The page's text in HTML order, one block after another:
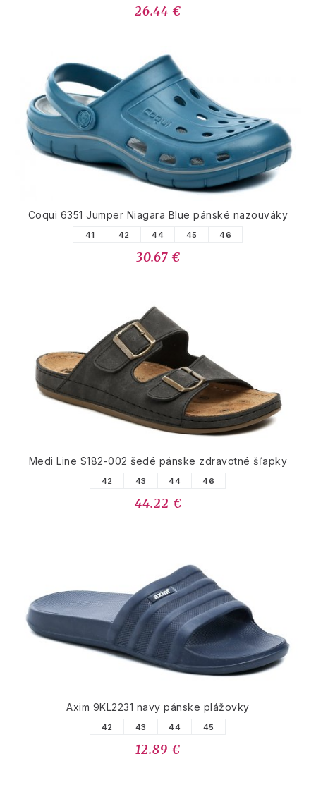
26.44 €
Coqui 6351 Jumper Niagara Blue pánské nazouváky
41 42 44 45 46
30.67 €
Medi Line S182-002 šedé pánske zdravotné šľapky
42 43 44 46
44.22 €
Axim 9KL2231 navy pánske plážovky
42 43 44 45
12.89 €